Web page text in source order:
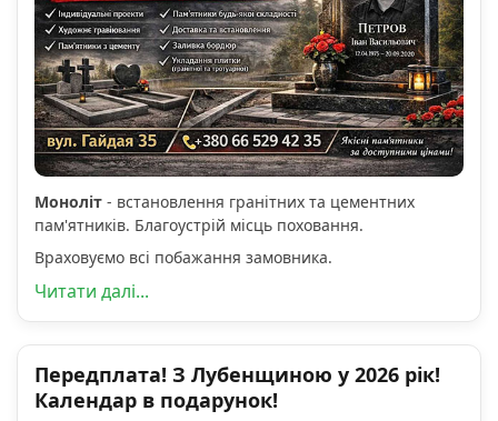
Моноліт - встановлення гранітних та цементних
пам'ятників. Благоустрій місць поховання.
Враховуємо всі побажання замовника.
Читати далі...
Передплата! З Лубенщиною у 2026 рік!
Календар в подарунок!